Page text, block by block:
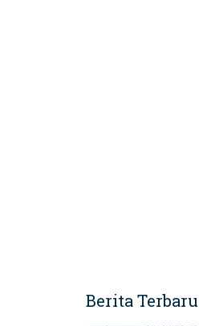
Berita Terbaru